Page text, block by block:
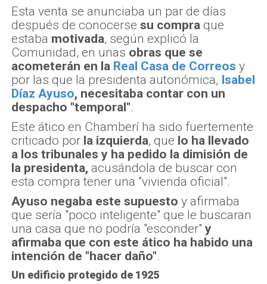
Esta venta se anunciaba un par de días
después de conocerse su compra que
estaba motivada, según explicó la
Comunidad, en unas obras que se
acometerán en la Real Casa de Correos y
por las que la presidenta autonómica, Isabel
Díaz Ayuso, necesitaba contar con un
despacho "temporal".
Este ático en Chamberí ha sido fuertemente
criticado por la izquierda, que lo ha llevado
a los tribunales y ha pedido la dimisión de
la presidenta, acusándola de buscar con
esta compra tener una "vivienda oficial".
Ayuso negaba este supuesto y afirmaba
que sería "poco inteligente" que le buscaran
una casa que no podría "esconder" y
afirmaba que con este ático ha habido una
intención de "hacer daño".
Un edificio protegido de 1925